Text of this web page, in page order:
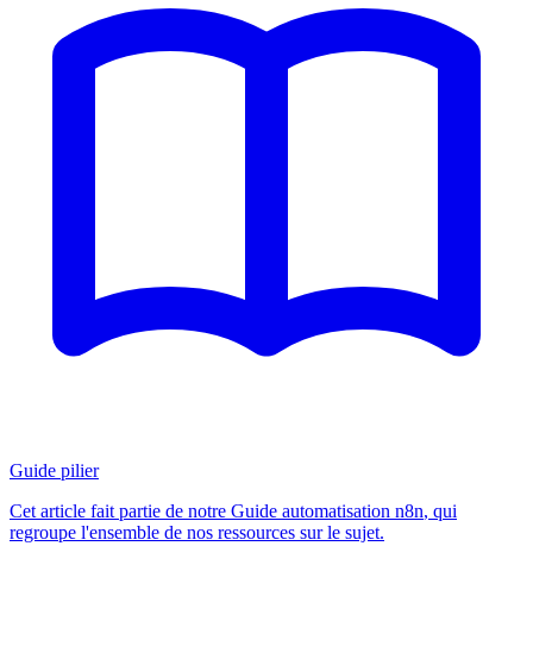
Guide pilier
Cet article fait partie de notre Guide automatisation n8n, qui
regroupe l'ensemble de nos ressources sur le sujet.